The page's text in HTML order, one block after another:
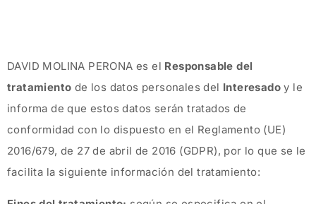
DAVID MOLINA PERONA es el Responsable del
tratamiento de los datos personales del Interesadoy le
informa de que estos datos serán tratados de
conformidad con lo dispuesto en el Reglamento (UE)
2016/679, de 27 de abril de 2016 (GDPR), por lo que se le
facilita la siguiente información del tratamiento: